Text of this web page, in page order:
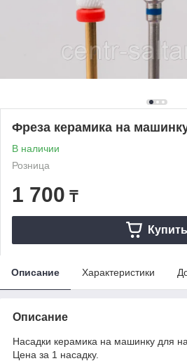
Фреза керамика на
В наличии
Розница
1 700 ₸
Купить
Описание Характеристики
Описание
Насадки керамика на машинку для
Цена за 1 насадку.